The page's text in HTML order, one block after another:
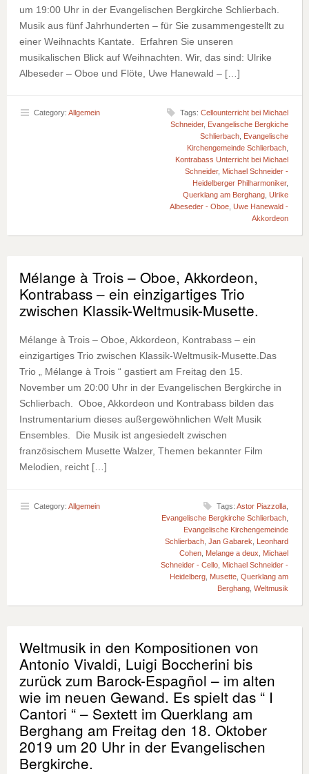
um 19:00 Uhr in der Evangelischen Bergkirche Schlierbach.
Musik aus fünf Jahrhunderten – für Sie zusammengestellt zu
einer Weihnachts Kantate. Erfahren Sie unseren
musikalischen Blick auf Weihnachten. Wir, das sind: Ulrike
Albeseder – Oboe und Flöte, Uwe Hanewald – […]
Category: Allgemein Tags: Cellounterricht bei Michael
Schneider, Evangelische Bergkiche
Schlierbach Evangelische
Kirchengemeinde Schlierbach
Kontrabass Unterricht bei Michael
Schneider, Michael Schneider -
Heidelberger Philharmoniker,
Querklang am Berghang Ulrike
Albeseder - Oboe Uwe Hanewald -
Akkordeon
Mélange à Trois – Oboe, Akkordeon,
Kontrabass – ein einzigartiges Trio
zwischen Klassik-Weltmusik-Musette .
Mélange à Trois – Oboe, Akkordeon, Kontrabass – ein
einzigartiges Trio zwischen Klassik-Weltmusik-Musette.Das
Trio „ Mélange à Trois “ gastiert am Freitag den 15.
November um 20:00 Uhr in der Evangelischen Bergkirche in
Schlierbach. Oboe, Akkordeon und Kontrabass bilden das
Instrumentarium dieses außergewöhnlichen Welt Musik
Ensembles. Die Musik ist angesiedelt zwischen
französischem Musette Walzer, Themen bekannter Film
Melodien, reicht […]
Category: Allgemein Tags: Astor Piazzolla
Evangelische Bergkirche Schlierbach
Evangelische Kirchengemeinde
Schlierbach Jan Gabarek
Leonhard
Cohen Melange a deux
Michael
Schneider - Cello Michael Schneider -
Heidelberg Musette Querklang am
Berghang Weltmusik
Weltmusik in den Kompositionen von
Antonio Vivaldi, Luigi Boccherini bis
zurück zum Barock-Espagñol – im alten
wie im neuen Gewand. Es spielt das “ I
Cantori “ – Sextett im Querklang am
Berghang am Freitag den 18. Oktober
2019 um 20 Uhr in der Evangelischen
Bergkirche.